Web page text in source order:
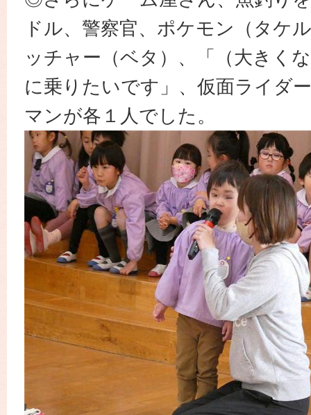
ドル、警察官、ポケモン（タケ
ッチャー（ベタ）、「（大きく
に乗りたいです」、仮面ライダ
マンが各１人でした。